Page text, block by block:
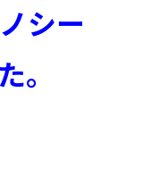
シー
。